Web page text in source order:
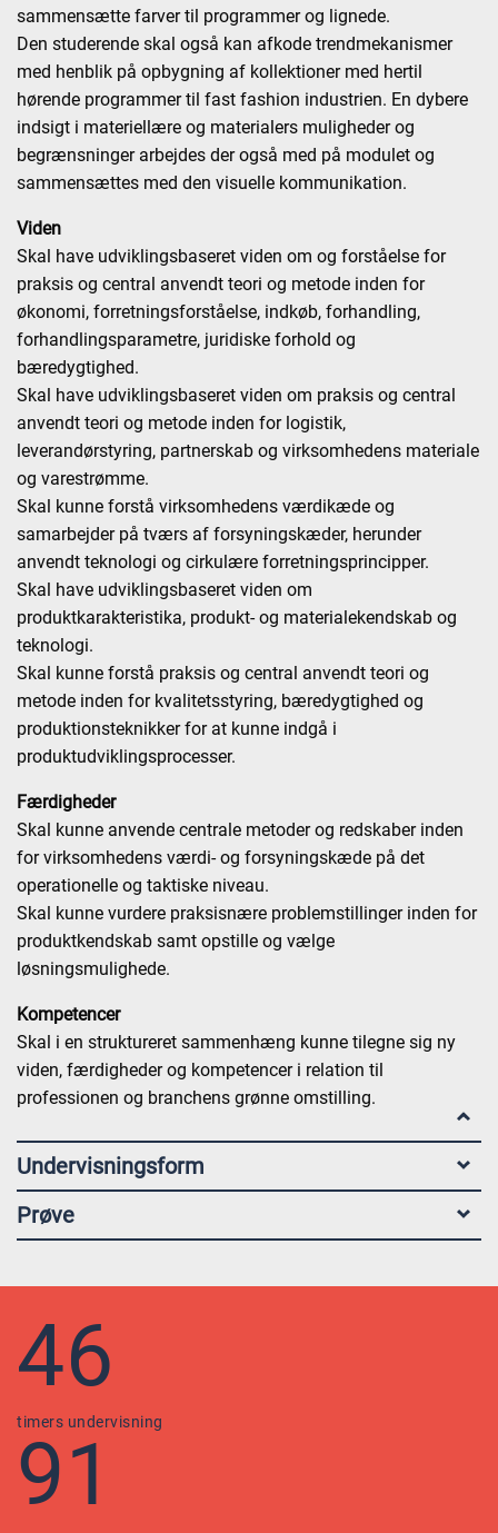
sammensætte farver til programmer og lignede.
Den studerende skal også kan afkode trendmekanismer
med henblik på opbygning af kollektioner med hertil
hørende programmer til fast fashion industrien. En dybere
indsigt i materiellære og materialers muligheder og
begrænsninger arbejdes der også med på modulet og
sammensættes med den visuelle kommunikation.
Viden
Skal have udviklingsbaseret viden om og forståelse for
praksis og central anvendt teori og metode inden for
økonomi, forretningsforståelse, indkøb, forhandling,
forhandlingsparametre, juridiske forhold og
bæredygtighed.
Skal have udviklingsbaseret viden om praksis og central
anvendt teori og metode inden for logistik,
leverandørstyring, partnerskab og virksomhedens materiale
og varestrømme.
Skal kunne forstå virksomhedens værdikæde og
samarbejder på tværs af forsyningskæder, herunder
anvendt teknologi og cirkulære forretningsprincipper.
Skal have udviklingsbaseret viden om
produktkarakteristika, produkt- og materialekendskab og
teknologi.
Skal kunne forstå praksis og central anvendt teori og
metode inden for kvalitetsstyring, bæredygtighed og
produktionsteknikker for at kunne indgå i
produktudviklingsprocesser.
Færdigheder
Skal kunne anvende centrale metoder og redskaber inden
for virksomhedens værdi- og forsyningskæde på det
operationelle og taktiske niveau.
Skal kunne vurdere praksisnære problemstillinger inden for
produktkendskab samt opstille og vælge
løsningsmulighede.
Kompetencer
Skal i en struktureret sammenhæng kunne tilegne sig ny
viden, færdigheder og kompetencer i relation til
professionen og branchens grønne omstilling.
Undervisningsform
Prøve
46
timers undervisning
91